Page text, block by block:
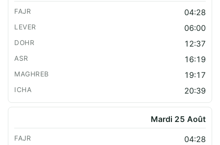
04:28
06:00
12:37
16:19
19:17
20:39
Mardi 25 Août
04:28